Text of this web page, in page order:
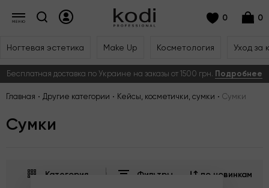
0 0
Ногтевая эстетика Make Up Косметология Уход за
Бесплатная доставка по Украине на заказы от 1500 грн. Подробнее
Главная Другие категории Кейсы, косметички, сумки Сумки
Сумки
Категория Фильтры по новинкам